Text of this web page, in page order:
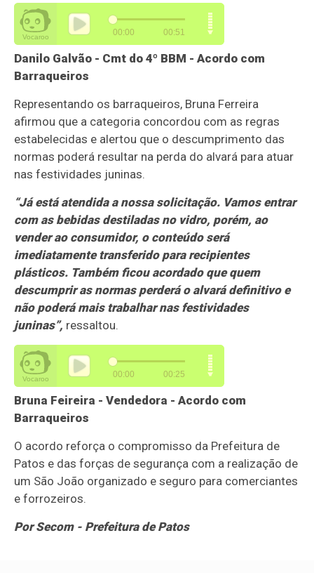
Danilo Galvão - Cmt do 4º BBM - Acordo com
Barraqueiros
Representando os barraqueiros, Bruna Ferreira
afirmou que a categoria concordou com as regras
estabelecidas e alertou que o descumprimento das
normas poderá resultar na perda do alvará para atuar
nas festividades juninas.
“Já está atendida a nossa solicitação. Vamos entrar
com as bebidas destiladas no vidro, porém, ao
vender ao consumidor, o conteúdo será
imediatamente transferido para recipientes
plásticos. Também ficou acordado que quem
descumprir as normas perderá o alvará definitivo e
não poderá mais trabalhar nas festividades
juninas”, ressaltou.
Bruna Feireira - Vendedora - Acordo com
Barraqueiros
O acordo reforça o compromisso da Prefeitura de
Patos e das forças de segurança com a realização de
um São João organizado e seguro para comerciantes
e forrozeiros.
Por Secom - Prefeitura de Patos